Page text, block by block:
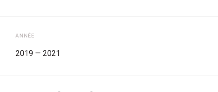
ANNÉE
2019 — 2021